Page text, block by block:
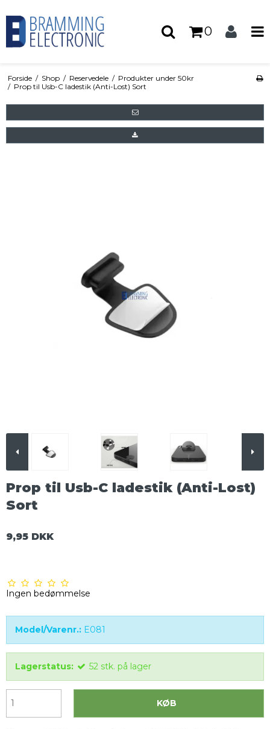
0
Forside / Shop / Reservedele / Produkter under 50kr
/ Prop til Usb-C ladestik (Anti-Lost) Sort
Prop til Usb-C ladestik (Anti-Lost)
Sort
9,95 DKK
Ingen bedømmelse
Model/Varenr.: E081
Lagerstatus: 52 stk. på lager
KØB